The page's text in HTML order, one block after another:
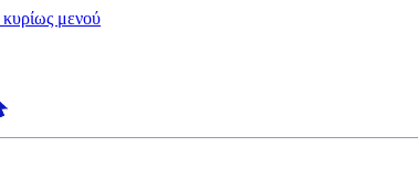
μενού